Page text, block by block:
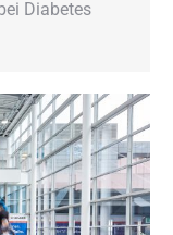
Diabetes